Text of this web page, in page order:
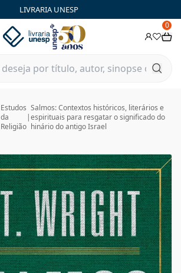
LIVRARIA UNESP
0
Estudos
da
Religião
|
Salmos: Contextos históricos, literários e
espirituais para resgatar o significado do
hinário do antigo Israel